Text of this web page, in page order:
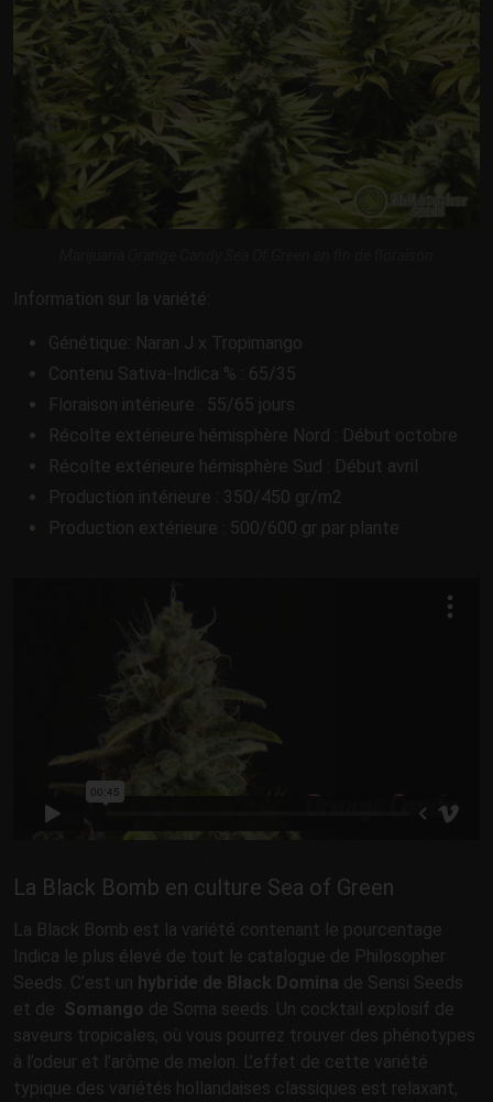
Information sur la variété:
Génétique: Naran J x Tropimango
Contenu Sativa-Indica % : 65/35
Floraison intérieure : 55/65 jours
Récolte extérieure hémisphère Nord : Début octobre
Récolte extérieure hémisphère Sud : Début avril
Production intérieure : 350/450 gr/m2
Production extérieure : 500/600 gr par plante
La Black Bomb en culture Sea of Green
La Black Bomb est la variété contenant le pourcentage
Indica le plus élevé de tout le catalogue de Philosopher
Seeds. C’est un hybride de Black Domina de Sensi Seeds
et de Somango de Soma seeds. Un cocktail explosif de
saveurs tropicales, où vous pourrez trouver des phénotypes
à l’odeur et l’arôme de melon. L’effet de cette variété
typique des variétés hollandaises classiques est relaxant,